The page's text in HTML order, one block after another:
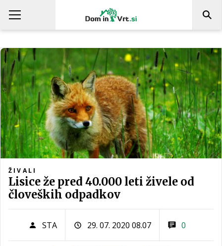
ŽIVALI
Lisice že pred 40.000 leti živele od
človeških odpadkov
STA 29. 07. 2020 08.07 0